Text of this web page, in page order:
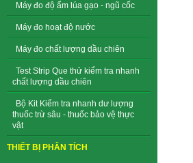
Máy đo độ ẩm lúa gạo - ngũ cốc
Máy đo hoạt độ nước
Máy đo chất lượng dầu chiên
Test Strip Que thử kiểm tra nhanh
chất lượng dầu chiên
Bộ Kit Kiểm tra nhanh dư lượng
thuốc trừ sâu - thuốc bảo vệ thực
vật
THIẾT BỊ PHÂN TÍCH